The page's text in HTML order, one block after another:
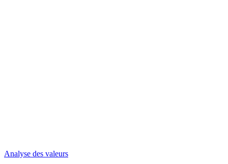
Analyse des valeurs